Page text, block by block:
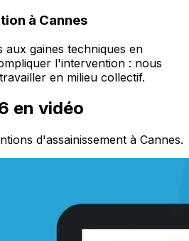
à Cannes
aux gaines techniques en
l'intervention : nous
en milieu collectif.
en vidéo
d'assainissement à Cannes.